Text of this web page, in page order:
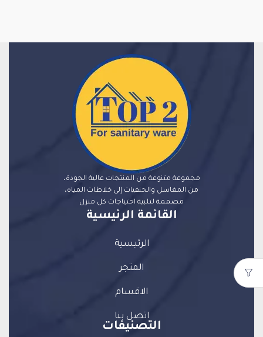
مجموعة متنوعة من المنتجات عالية الجودة،
من المغاسل والحنفيات إلى خلاطات المياه،
مصممة لتلبية احتياجات كل منزل
القائمة الرئيسية
الرئيسية
المتجر
الاقسام
اتصل بنا
التصنيفات